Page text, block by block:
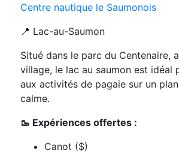
Centre nautique le Saumonois
📍 Lac-au-Saumon
Situé dans le parc du Centenaire,
village, le lac au saumon est idéal
aux activités de pagaie sur un
calme.
🥾 Expériences offertes :
Canot ($)